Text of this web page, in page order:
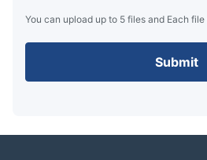
You can upload up to 5 files and Each
Submit